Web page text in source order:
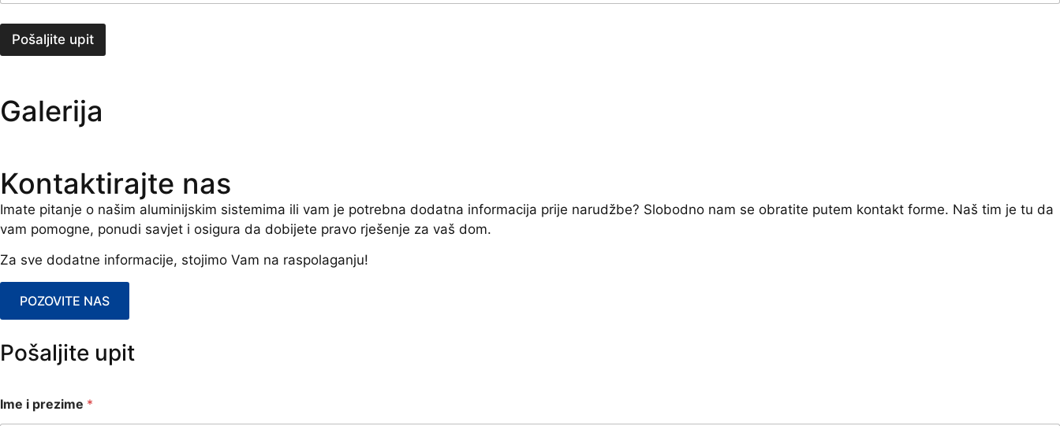
Pošaljite upit
Galerija
Kontaktirajte nas
Imate pitanje o našim aluminijskim sistemima ili vam je potrebna dodatna informacija prije narudžbe? Slobodno nam se obratite putem kontakt forme. Naš tim je tu da
vam pomogne, ponudi savjet i osigura da dobijete pravo rješenje za vaš dom.
Za sve dodatne informacije, stojimo Vam na raspolaganju!
POZOVITE NAS
Pošaljite upit
Ime i prezime *